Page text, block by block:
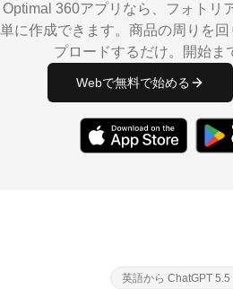
Optimal 360アプリなら、フォトリ
単に作成できます。商品の周りを
プロードするだけ。開始ま
Webで無料で始める
英語から ChatGPT 5.5